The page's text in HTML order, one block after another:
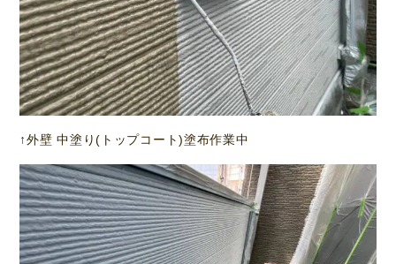
↑外壁 中塗り(トップコート)塗布作業中